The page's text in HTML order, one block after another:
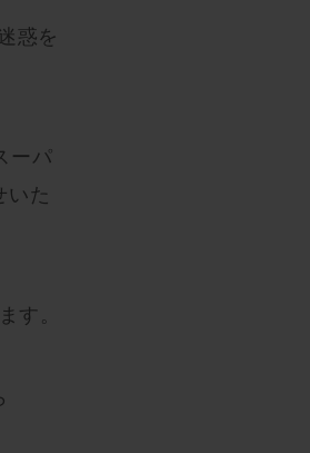
惑を
ーパ
いた
す。